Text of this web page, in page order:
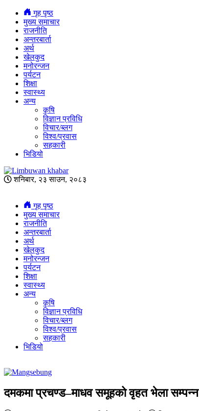
गृह पृष्ठ
मुख्य समाचार
राजनीति
अन्तरबार्ता
अर्थ
खेलकुद
मनोरन्जन
पर्यटन
शिक्षा
स्वास्थ्य
अन्य
कृषि
विज्ञान प्रविधि
विचार/ब्लग
विश्व/प्रवास
सहकारी
भिडियो
शनिबार, २३ साउन, २०८३
गृह पृष्ठ
मुख्य समाचार
राजनीति
अन्तरबार्ता
अर्थ
खेलकुद
मनोरन्जन
पर्यटन
शिक्षा
स्वास्थ्य
अन्य
कृषि
विज्ञान प्रविधि
विचार/ब्लग
विश्व/प्रवास
सहकारी
भिडियो
दमकमा प्रचण्ड–माधव समूहको वृहत भेला सम्पन्न